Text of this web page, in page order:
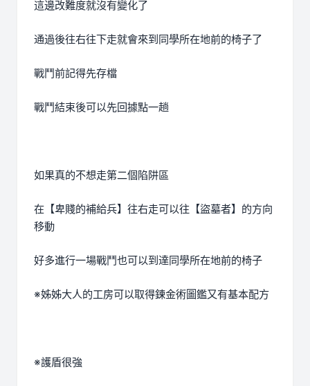
這邊改難度就沒有變化了
通過後往右往下走就會來到同學所在地前的椅子了
戰鬥前記得先存檔
戰鬥結束後可以先回據點一趟
如果真的不想走第二個陷阱區
在【卑賤的補給兵】往右走可以往【盜墓者】的方向
移動
好多進行一場戰鬥也可以到達同學所在地前的椅子
※姊姊大人的工房可以取得鍊金術圖鑑又有基本配方
※護盾很強